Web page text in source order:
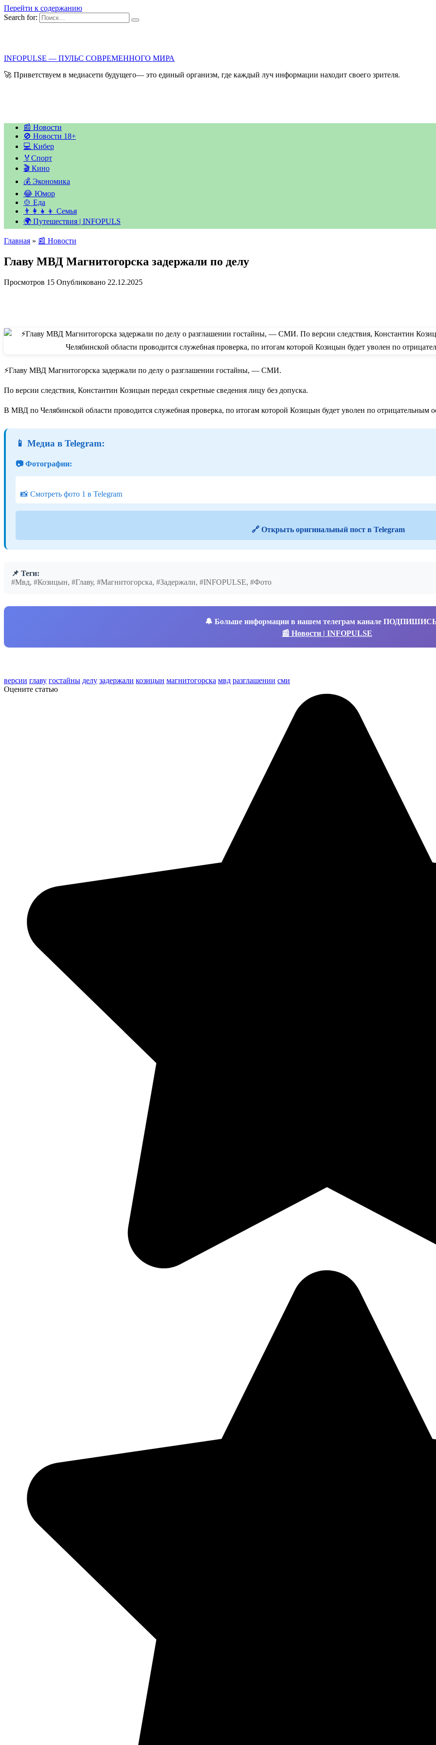
Перейти к содержанию
Search for:
INFOPULSE — ПУЛЬС СОВРЕМЕННОГО МИРА
🚀 Приветствуем в медиасети будущего— это единый организм, где каждый луч информации находит своего зрителя.
📰 Новости
🚫 Новости 18+
💻 Кибер
🏅Спорт
🎬 Кино
💰 Экономика
😂 Юмор
🍲 Еда
👨‍👩‍👧‍👦 Семья
🌍 Путешествия | INFOPULS
Главная » 📰 Новости
Главу МВД Магнитогорска задержали по делу
Просмотров 15 Опубликовано 22.12.2025
⚡️Главу МВД Магнитогорска задержали по делу о разглашении гостайны, — СМИ.
По версии следствия, Константин Козицын передал секретные сведения лицу без допуска.
В МВД по Челябинской области проводится служебная проверка, по итогам которой Козицын будет уволен по отрицательным
📱 Медиа в Telegram:
📷 Фотографии:
📸 Смотреть фото 1 в Telegram
🔗 Открыть оригинальный пост в Telegram
📌 Теги:
#Мвд, #Козицын, #Главу, #Магнитогорска, #Задержали, #INFOPULSE, #Фото
🔔 Больше информации в нашем телеграм канале
📰 Новости | INFOPULSE
версии главу гостайны делу задержали козицын магнитогорска мвд разглашении сми
Оцените статью